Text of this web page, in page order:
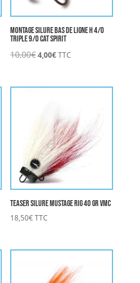
Montage Silure Bas de ligne H 4/0
triple 9/0 CAT SPIRIT
10,00€ Le
était :
4,00€Le
est :
TTC
Teaser Silure Mustage rig 40 gr VMC
18,50€TTC